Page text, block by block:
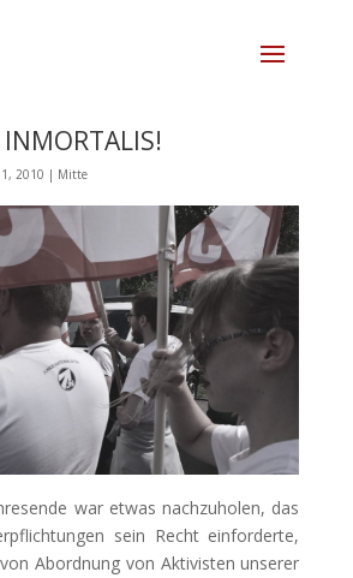
INMORTALIS!
2010 | Mitte
war etwas nachzuholen, das
sein Recht einforderte,
Abordnung von Aktivisten unserer